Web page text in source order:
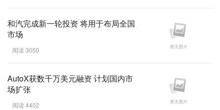
和汽完成新一轮投资 将用于布局全国
市场
阅读 3050
AutoX获数千万美元融资 计划国内市
场扩张
阅读 4402